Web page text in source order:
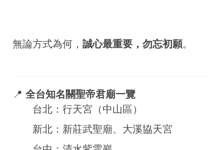
無論方式為何， 誠心最重要，勿忘初願。
📍 全台知名關聖帝君廟一覽
台北：行天宮（中山區）
新北：新莊武聖廟、大溪協天宮